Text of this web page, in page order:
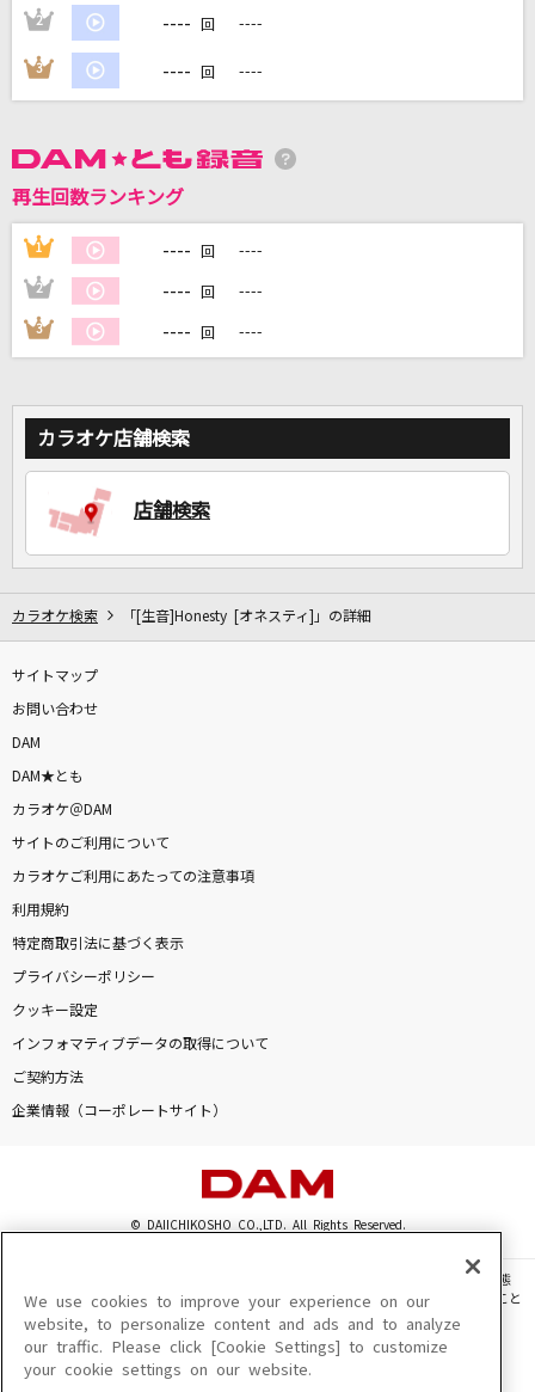
家族や友達と一緒に！練習にも！
2 ---- 回 ----
3 ---- 回 ----
再生回数ランキング
1 ---- 回 ----
2 ---- 回 ----
3 ---- 回 ----
カラオケ店舗検索
店舗検索
カラオケ検索 「[生音]Honesty [オネスティ]」の詳細
サイトマップ
お問い合わせ
DAM
DAM★とも
カラオケ＠DAM
サイトのご利用について
カラオケご利用にあたっての注意事項
利用規約
特定商取引法に基づく表示
プライバシーポリシー
クッキー設定
インフォマティブデータの取得について
ご契約方法
企業情報（コーポレートサイト）
© DAIICHIKOSHO CO.,LTD. All Rights Reserved.
このサイトに掲載されている一切の文章・画像・写真・動画・音声等を、手段や形態
を問わず、著作権法の定める範囲を超えて無断で複製、転載、ファイル化などすること
を禁じます。
楽曲及びコンテンツは、機種によりご利用いただけない場合があります。
楽曲及びコンテンツの配信日、配信内容が変更になる場合があります。
We use cookies to improve your experience on our
website, to personalize content and ads and to analyze
our traffic. Please click [Cookie Settings] to customize
your cookie settings on our website.